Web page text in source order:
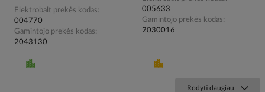
Elektrobalt prekės kodas
004770
Gamintojo prekės kodas
2043130
005633
Gamintojo prekės kodas
2030016
Rodyti daugiau